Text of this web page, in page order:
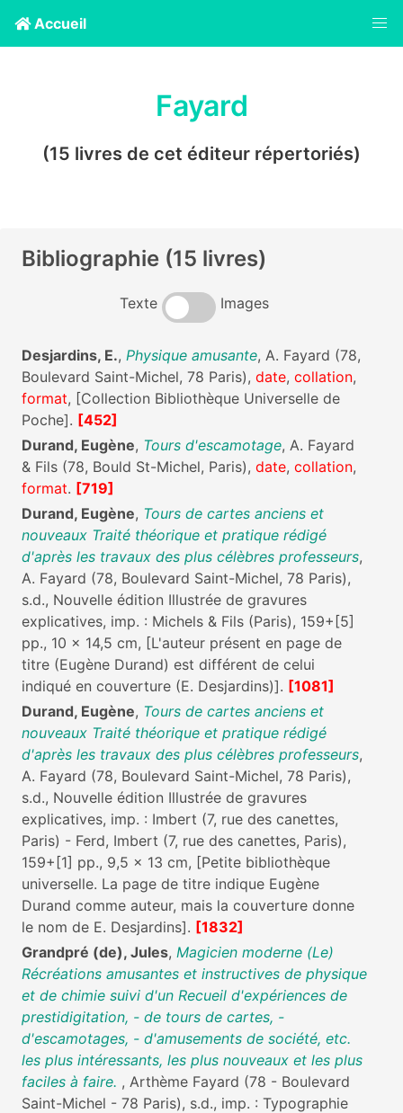
Accueil
Fayard
(15 livres de cet éditeur répertoriés)
Bibliographie (15 livres)
Texte Images
Desjardins, E., Physique amusante, A. Fayard (78,
Boulevard Saint-Michel, 78 Paris), date, collation,
format, [Collection Bibliothèque Universelle de
Poche]. [452]
Durand, Eugène, Tours d'escamotage, A. Fayard
& Fils (78, Bould St-Michel, Paris), date, collation,
format. [719]
Durand, Eugène, Tours de cartes anciens et
nouveaux Traité théorique et pratique rédigé
d'après les travaux des plus célèbres professeurs,
A. Fayard (78, Boulevard Saint-Michel, 78 Paris),
s.d., Nouvelle édition Illustrée de gravures
explicatives, imp. : Michels & Fils (Paris), 159+[5]
pp., 10 x 14,5 cm, [L'auteur présent en page de
titre (Eugène Durand) est différent de celui
indiqué en couverture (E. Desjardins)]. [1081]
Durand, Eugène, Tours de cartes anciens et
nouveaux Traité théorique et pratique rédigé
d'après les travaux des plus célèbres professeurs,
A. Fayard (78, Boulevard Saint-Michel, 78 Paris),
s.d., Nouvelle édition Illustrée de gravures
explicatives, imp. : Imbert (7, rue des canettes,
Paris) - Ferd, Imbert (7, rue des canettes, Paris),
159+[1] pp., 9,5 x 13 cm, [Petite bibliothèque
universelle. La page de titre indique Eugène
Durand comme auteur, mais la couverture donne
le nom de E. Desjardins]. [1832]
Grandpré (de), Jules, Magicien moderne (Le)
Récréations amusantes et instructives de physique
et de chimie suivi d'un Recueil d'expériences de
prestidigitation, - de tours de cartes, -
d'escamotages, - d'amusements de société, etc.
les plus intéressants, les plus nouveaux et les plus
faciles à faire. , Arthème Fayard (78 - Boulevard
Saint-Michel - 78 Paris), s.d., imp. : Typographie